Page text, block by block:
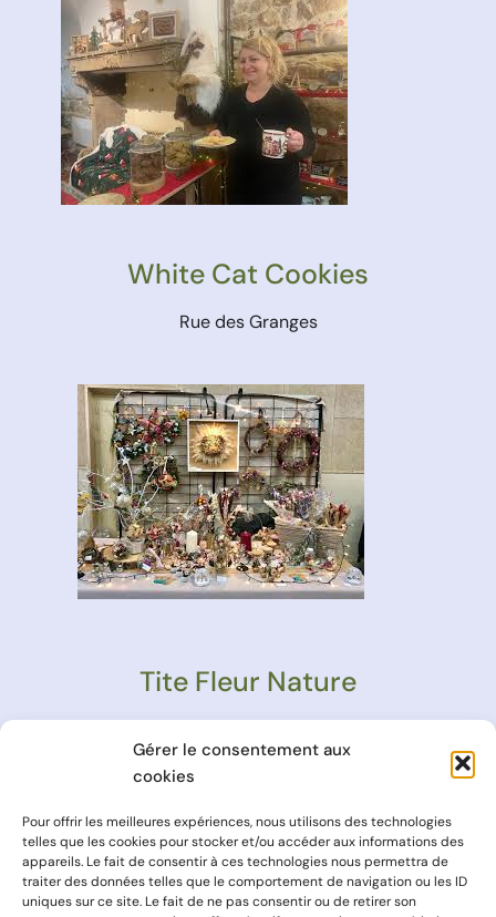
Gérer le consentement aux
cookies
Pour offrir les meilleures expériences, nous utilisons des technologies
telles que les cookies pour stocker et/ou accéder aux informations des
appareils. Le fait de consentir à ces technologies nous permettra de
traiter des données telles que le comportement de navigation ou les ID
uniques sur ce site. Le fait de ne pas consentir ou de retirer son
White Cat Cookies
Rue des Granges
Tite Fleur Nature